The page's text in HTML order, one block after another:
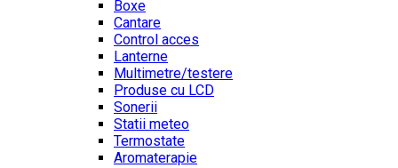
Boxe
Cantare
Control acces
Lanterne
Multimetre/testere
Produse cu LCD
Sonerii
Statii meteo
Termostate
Aromaterapie